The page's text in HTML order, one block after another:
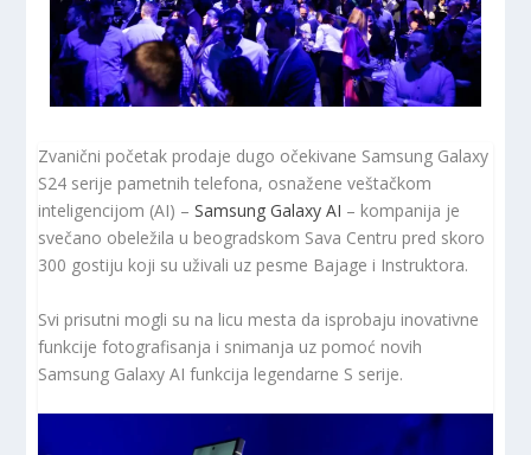
Zvanični početak prodaje dugo očekivane Samsung Galaxy
S24 serije pametnih telefona, osnažene veštačkom
inteligencijom (AI) –Samsung Galaxy AI – kompanija je
svečano obeležila u beogradskom Sava Centru pred skoro
300 gostiju koji su uživali uz pesme Bajage i Instruktora.
Svi prisutni mogli su na licu mesta da isprobaju inovativne
funkcije fotografisanja i snimanja uz pomoć novih
Samsung Galaxy AI funkcija legendarne S serije.